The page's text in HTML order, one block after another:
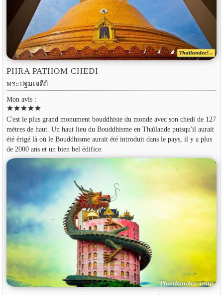
PHRA PATHOM CHEDI
พระปฐมเจดีย์
Mon avis :
starstarstarstarstar
C'est le plus grand monument bouddhiste du monde avec son chedi de 127
mètres de haut. Un haut lieu du Bouddhisme en Thaïlande puisqu'il aurait
été érigé là où le Bouddhisme aurait été introduit dans le pays, il y a plus
de 2000 ans et un bien bel édifice.